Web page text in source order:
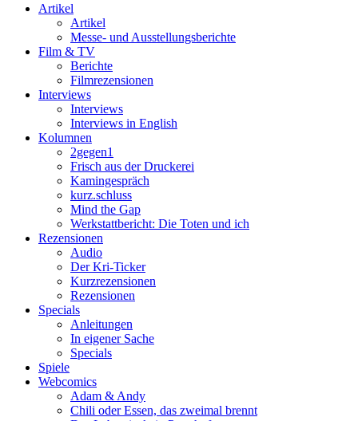
Artikel
Artikel
Messe- und Ausstellungsberichte
Film & TV
Berichte
Filmrezensionen
Interviews
Interviews
Interviews in English
Kolumnen
2gegen1
Frisch aus der Druckerei
Kamingespräch
kurz.schluss
Mind the Gap
Werkstattbericht: Die Toten und ich
Rezensionen
Audio
Der Kri-Ticker
Kurzrezensionen
Rezensionen
Specials
Anleitungen
In eigener Sache
Specials
Spiele
Webcomics
Adam & Andy
Chili oder Essen, das zweimal brennt